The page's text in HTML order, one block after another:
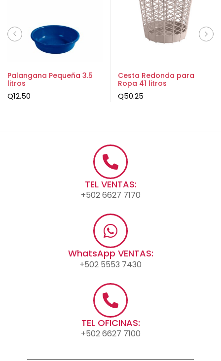
Palangana Pequeña 3.5
litros
Q12.50
Cesta Redonda para
Ropa 41 litros
Q50.25
TEL VENTAS:
+502 6627 7170
WhatsApp VENTAS:
+502 5553 7430
TEL OFICINAS:
+502 6627 7100